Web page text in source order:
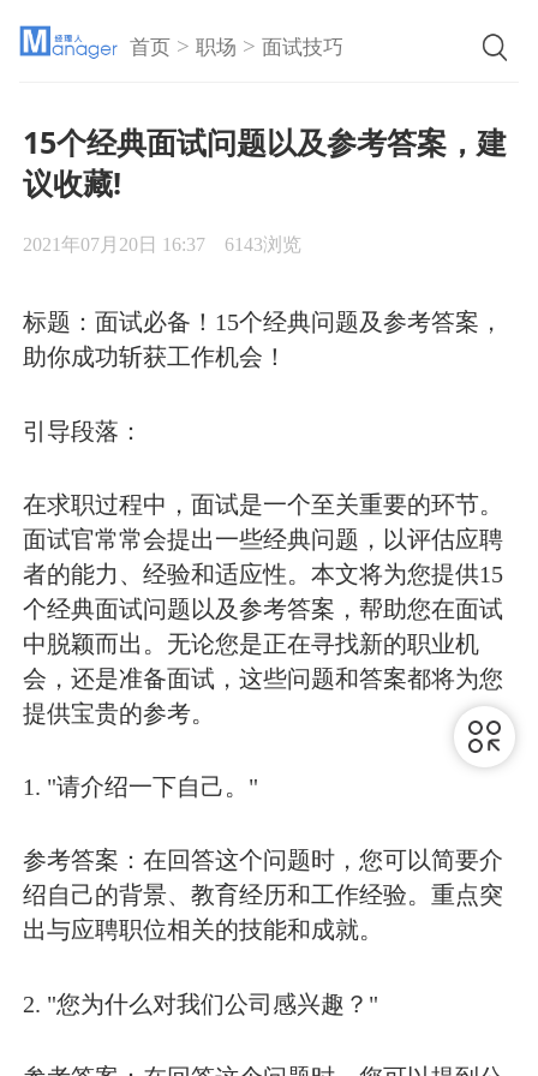
首页 >职场 >面试技巧
15个经典面试问题以及参考答案，建
议收藏!
2021年07月20日 16:37 6143浏览
标题：面试必备！15个经典问题及参考答案，
助你成功斩获工作机会！
引导段落：
在求职过程中，面试是一个至关重要的环节。
面试官常常会提出一些经典问题，以评估应聘
者的能力、经验和适应性。本文将为您提供15
个经典面试问题以及参考答案，帮助您在面试
中脱颖而出。无论您是正在寻找新的职业机
会，还是准备面试，这些问题和答案都将为您
提供宝贵的参考。
1. "请介绍一下自己。"
参考答案：在回答这个问题时，您可以简要介
绍自己的背景、教育经历和工作经验。重点突
出与应聘职位相关的技能和成就。
2. "您为什么对我们公司感兴趣？"